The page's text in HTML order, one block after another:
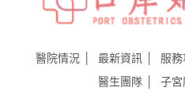
醫院情況 最新資訊 服務
醫生團隊
子宮